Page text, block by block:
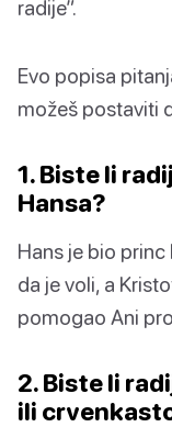
radije”.
Evo popisa
možeš postaviti
1. Biste li
Hansa?
Hans je bio
da je voli, a
pomogao Ani
2. Biste li
ili